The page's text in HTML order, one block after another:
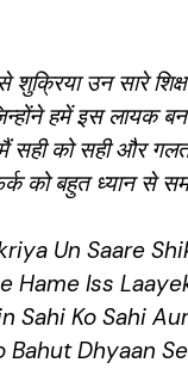
शुक्रिया उन सारे
हमें इस लायक
मैं सही को सही और
को बहुत ध्यान से
Un Saare
Hame Iss
Sahi Ko Sahi
Bahut Dhyaan